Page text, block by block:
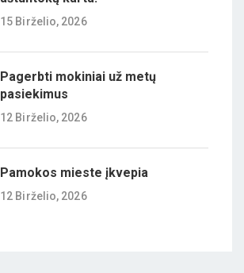
15 Birželio, 2026
Pagerbti mokiniai už metų
pasiekimus
12 Birželio, 2026
Pamokos mieste įkvepia
12 Birželio, 2026